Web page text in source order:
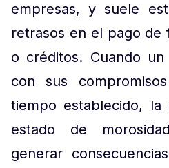
empresas, y suele
retrasos en el pago de
o créditos. Cuando
con sus
tiempo establecido,
estado de
generar